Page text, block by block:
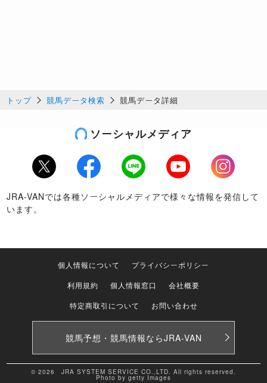
トップ 競馬データ検索 競馬データ詳細
ソーシャルメディア
Twitter Facebook LINE Youtube
Instagram
JRA-VANでは各種ソーシャルメディアで様々な情報を発信して
います。
個人情報について
プライバシーポリシー
利用規約
個人情報窓口
会社概要
特定商取引について
お問い合わせ
競馬予想・競馬情報ならJRA-VAN
© 2026 JRA SYSTEM SERVICE CO.,LTD. All rights reserved.
Photo by getty Images